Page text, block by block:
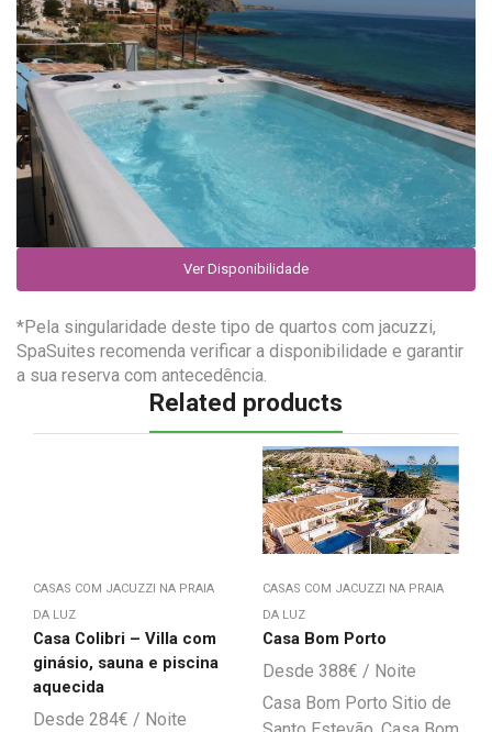
Ver Disponibilidade
*Pela singularidade deste tipo de quartos com jacuzzi,
SpaSuites recomenda verificar a disponibilidade e garantir
a sua reserva com antecedência.
Related products
CASAS COM JACUZZI NA PRAIA
DA LUZ
Casa Colibri – Villa com
ginásio, sauna e piscina
aquecida
284€
CASAS COM JACUZZI NA PRAIA
DA LUZ
Casa Bom Porto
388€
Casa Bom Porto Sitio de